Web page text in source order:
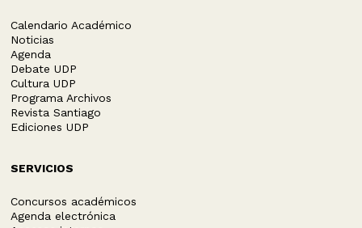
Calendario Académico
Noticias
Agenda
Debate UDP
Cultura UDP
Programa Archivos
Revista Santiago
Ediciones UDP
SERVICIOS
Concursos académicos
Agenda electrónica